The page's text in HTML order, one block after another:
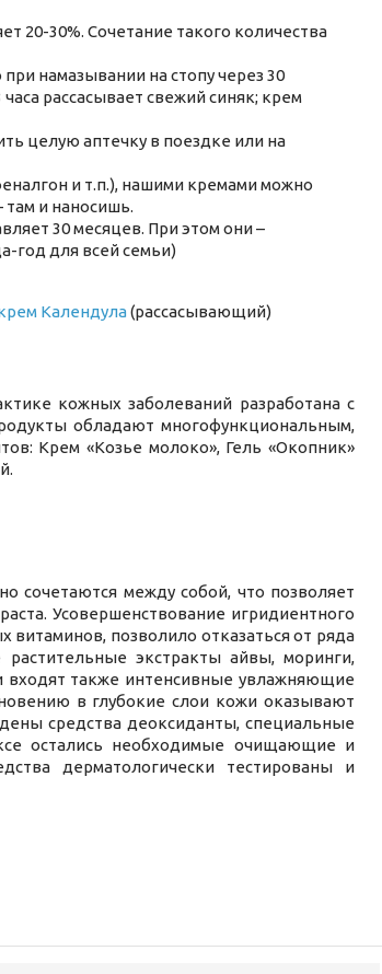
20-30%. Сочетание такого количества
намазывании на стопу через 30
рассасывает свежий синяк; крем
целую аптечку в поездке или на
и т.п.), нашими кремами можно
там и наносишь.
30 месяцев. При этом они –
год для всей семьи)
Календула(рассасывающий)
кожных заболеваний разработана с
обладают многофункциональным,
Крем «Козье молоко», Гель «Окопник»
сочетаются между собой, что позволяет
Усовершенствование игридиентного
витаминов, позволило отказаться от ряда
экстракты айвы, моринги,
входят также интенсивные увлажняющие
в глубокие слои кожи оказывают
средства деоксиданты, специальные
остались необходимые очищающие и
дерматологически тестированы и